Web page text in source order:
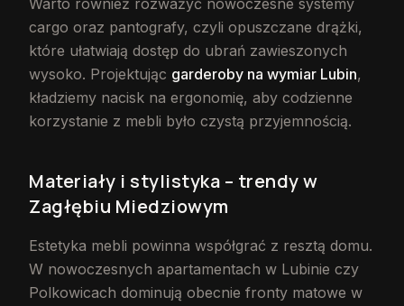
Warto również rozważyć nowoczesne systemy
cargo oraz pantografy, czyli opuszczane drążki,
które ułatwiają dostęp do ubrań zawieszonych
wysoko. Projektując garderoby na wymiar Lubin,
kładziemy nacisk na ergonomię, aby codzienne
korzystanie z mebli było czystą przyjemnością.
Materiały i stylistyka – trendy w
Zagłębiu Miedziowym
Estetyka mebli powinna współgrać z resztą domu.
W nowoczesnych apartamentach w Lubinie czy
Polkowicach dominują obecnie fronty matowe w